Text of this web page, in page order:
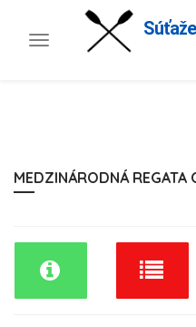
Toggle
Súťaže
MEDZINÁRODNÁ